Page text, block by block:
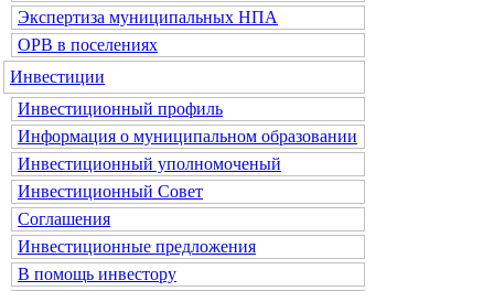
Экспертиза муниципальных НПА
ОРВ в поселениях
Инвестиции
Инвестиционный профиль
Информация о муниципальном образовании
Инвестиционный уполномоченый
Инвестиционный Совет
Соглашения
Инвестиционные предложения
В помощь инвестору